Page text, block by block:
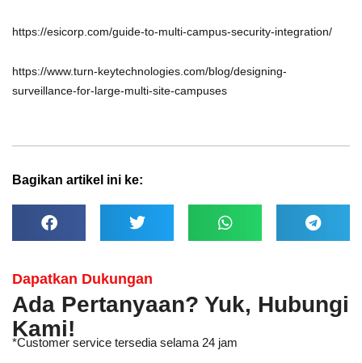
https://esicorp.com/guide-to-multi-campus-security-integration/
https://www.turn-keytechnologies.com/blog/designing-
surveillance-for-large-multi-site-campuses
Bagikan artikel ini ke:
Dapatkan Dukungan
Ada Pertanyaan? Yuk, Hubungi
Kami!
*Customer service tersedia selama 24 jam